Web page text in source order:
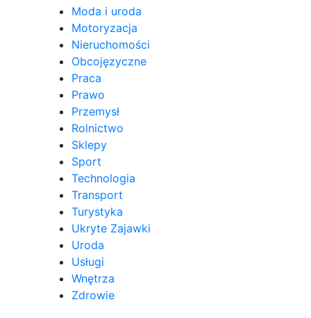
Moda i uroda
Motoryzacja
Nieruchomości
Obcojęzyczne
Praca
Prawo
Przemysł
Rolnictwo
Sklepy
Sport
Technologia
Transport
Turystyka
Ukryte Zajawki
Uroda
Usługi
Wnętrza
Zdrowie